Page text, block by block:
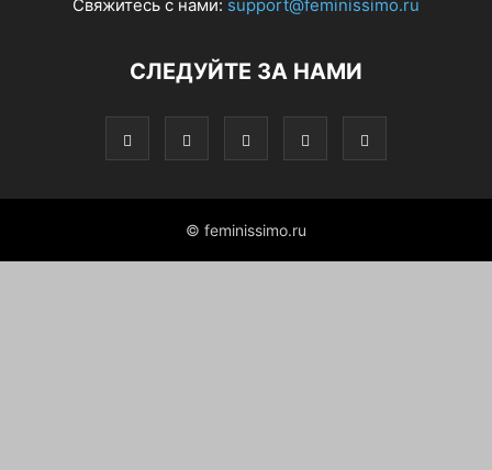
Свяжитесь с нами: support@feminissimo.ru
СЛЕДУЙТЕ ЗА НАМИ
© feminissimo.ru